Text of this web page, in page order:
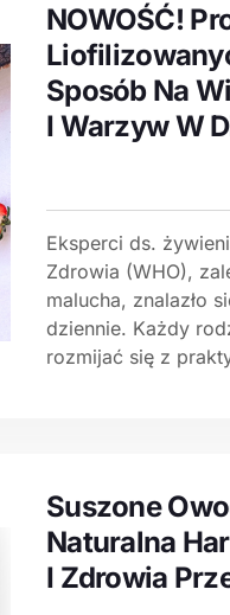
NOWOŚĆ!
Sposób Na
I Warzyw W
Eksperci ds.
Zdrowia (WHO),
malucha, znalazło
dziennie. Każdy
rozmijać się z
Suszone
Naturalna
I Zdrowia